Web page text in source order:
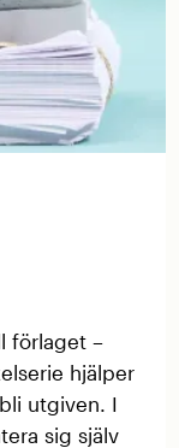
förlaget –
hjälper
utgiven. I
sig själv